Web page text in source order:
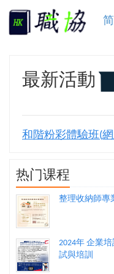
最新活動
和階粉彩體驗班(網
热门课程
整理收納師專
2024年 企業
試與培訓